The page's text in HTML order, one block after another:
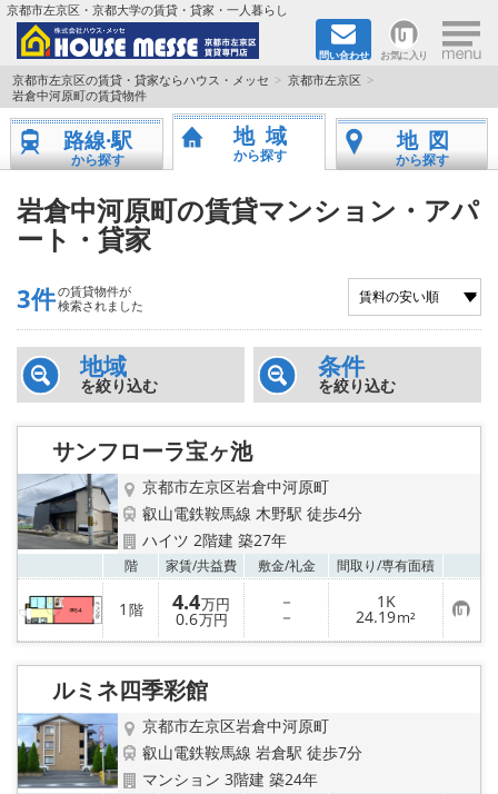
京都市左京区・京都大学の賃貸・貸家・一人暮らし
問い合わせ お気に入り ×
TOPページ
地図から検索
京都大学＆京都芸術大学生さんに
書類DL & 入居者さまへ
家族で住むならマンション？賃家？
一人暮らしの物件特集
ペット相談OKの賃貸！
特選物件
ハウスメーカー施工特集！
路線·駅から探す
IT重説について
スタッフ紹介
賃貸管理の北白川店
京都市左京区の賃貸・貸家ならハウス・メッセ
京都市左京区
岩倉中河原町の賃貸物件
路線·駅
から探す
地域
から探す
地図
から探す
岩倉中河原町の賃貸マンション・アパ
ート・貸家
3件の賃貸物件が
検索されました
地域
を絞り込む
条件
を絞り込む
サンフローラ宝ヶ池
京都市左京区岩倉中河原町
叡山電鉄鞍馬線 木野駅 徒歩4分
ハイツ 2階建 築27年
階 家賃/共益費 敷金/礼金 間取り/専有面積
1 階 4.4万円
0.6万円
－
－
1K
24.19m² お
気
に
入
ルミネ四季彩館
京都市左京区岩倉中河原町
叡山電鉄鞍馬線 岩倉駅 徒歩7分
マンション 3階建 築24年